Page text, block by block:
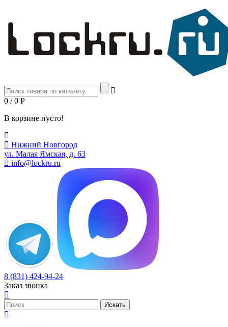
0 / 0 Р
В корзине пусто!
Нижний Новгород
ул. Малая Ямская, д. 63
info@lockru.ru
8 (831) 424-94-24
Заказ звонка